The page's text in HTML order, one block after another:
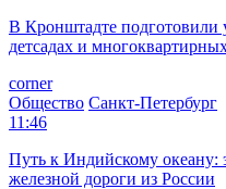
В Кронштадте
детсадах и
corner
Общество Санкт-Петербург
11:46
Путь к Индийскому океану:
железной дороги из России